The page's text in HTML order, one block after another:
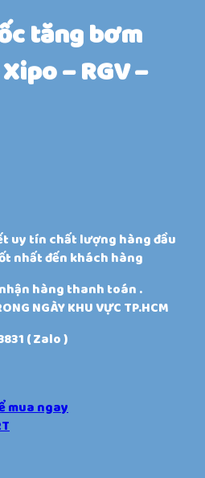
tăng bơm
– RGV –
uy tín chất lượng hàng đầu
nhất đến khách hàng
hàng thanh toán .
NGÀY KHU VỰC TP.HCM
( Zalo )
mua ngay